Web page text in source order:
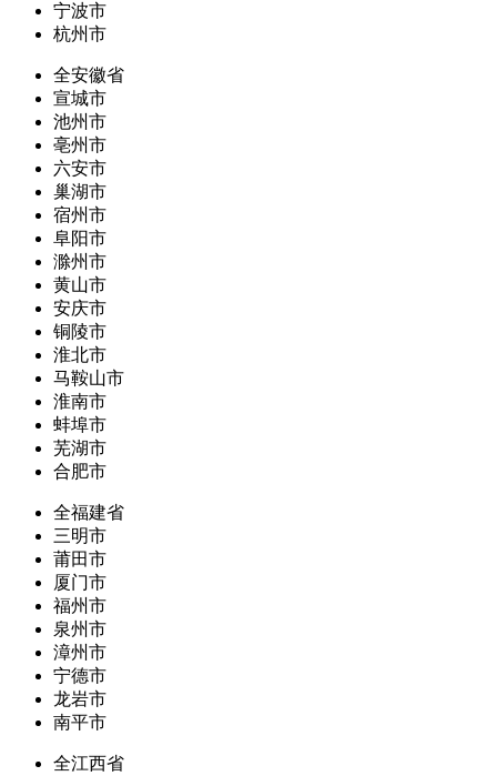
宁波市
杭州市
全安徽省
宣城市
池州市
亳州市
六安市
巢湖市
宿州市
阜阳市
滁州市
黄山市
安庆市
铜陵市
淮北市
马鞍山市
淮南市
蚌埠市
芜湖市
合肥市
全福建省
三明市
莆田市
厦门市
福州市
泉州市
漳州市
宁德市
龙岩市
南平市
全江西省